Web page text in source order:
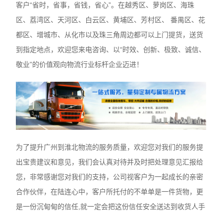
客户“省时，省事，省钱，省心”。在越秀区、萝岗区、海珠
区、荔湾区、天河区、白云区、黄埔区、芳村区、 番禺区、花
都区、增城市、从化市以及珠三角周边都可以上门提货，送货
到指定地点，欢迎您来电咨询、以“时效、创新、极致、诚信、
敬业”的价值观向物流行业标杆企业迈进！
为了提升广州到淮北物流的服务质量，欢迎您对我们的服务提
出宝贵建议和意见，我们会认真对待并及时把处理意见汇报给
您，非常感谢您对我们的支持，公司视客户为一起成长的亲密
合作伙伴，在陆连心中，客户所托付的不单单是一件货物，更
是一份沉甸甸的信任,就一定会把这份信任安全送达到收货人手